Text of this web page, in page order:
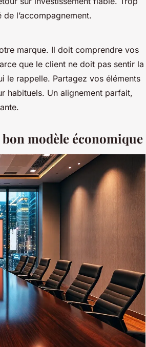
l’accompagnement.
marque. Il doit comprendre vos
que le client ne doit pas sentir la
le rappelle. Partagez vos éléments
habituels. Un alignement parfait,
modèle économique